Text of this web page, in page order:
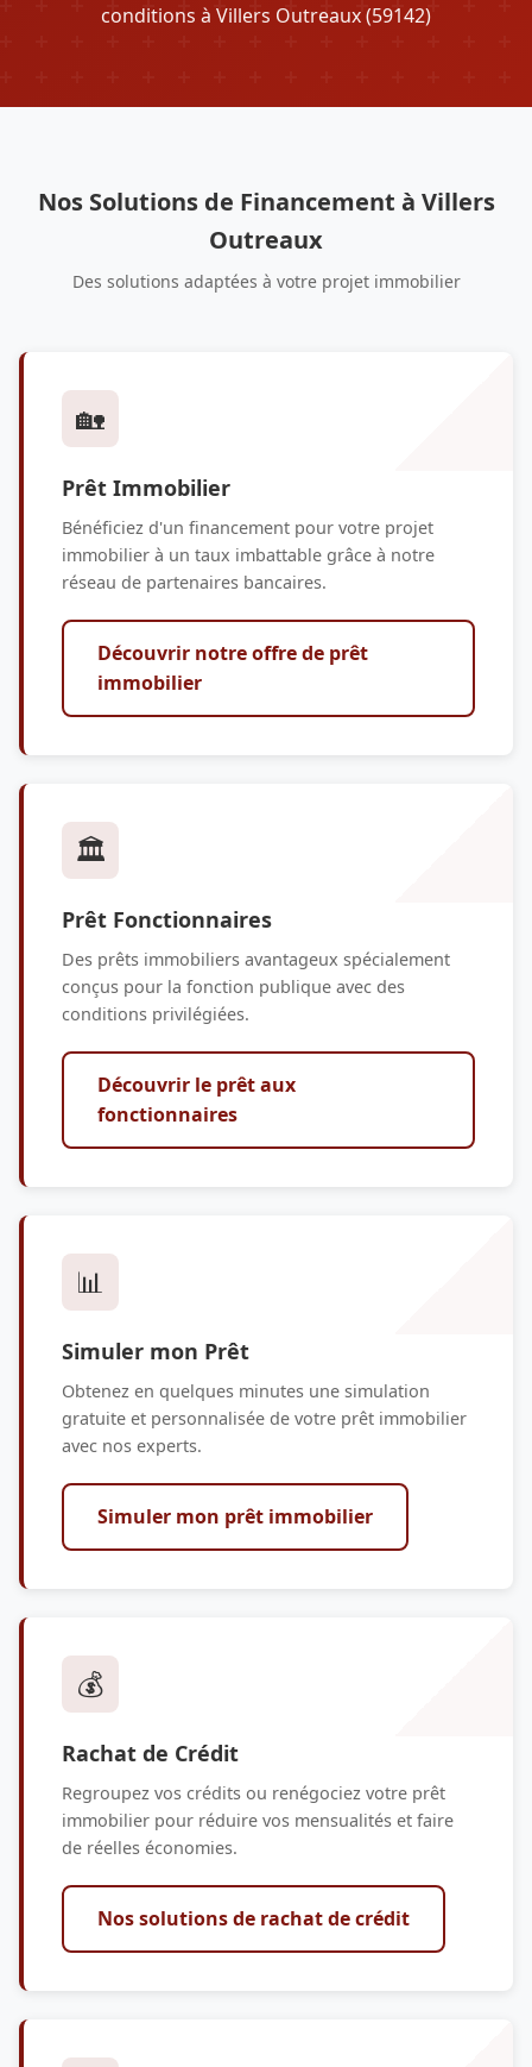
conditions à Villers Outreaux (59142)
Nos Solutions de Financement à Villers
Outreaux
Des solutions adaptées à votre projet immobilier
🏡
Prêt Immobilier
Bénéficiez d'un financement pour votre projet
immobilier à un taux imbattable grâce à notre
réseau de partenaires bancaires.
Découvrir notre offre de prêt
immobilier
🏛️
Prêt Fonctionnaires
Des prêts immobiliers avantageux spécialement
conçus pour la fonction publique avec des
conditions privilégiées.
Découvrir le prêt aux
fonctionnaires
📊
Simuler mon Prêt
Obtenez en quelques minutes une simulation
gratuite et personnalisée de votre prêt immobilier
avec nos experts.
Simuler mon prêt immobilier
💰
Rachat de Crédit
Regroupez vos crédits ou renégociez votre prêt
immobilier pour réduire vos mensualités et faire
de réelles économies.
Nos solutions de rachat de crédit